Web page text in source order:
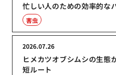
忙しい人のための効率的な
害虫
ヒメカツオブシムシの生態
短ルート
2026.07.26